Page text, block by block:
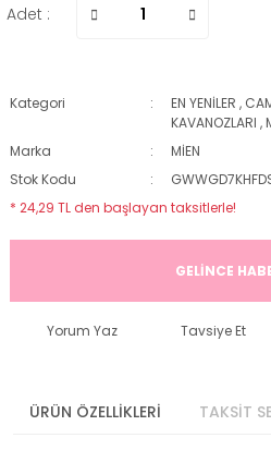
Adet :
Kategori EN YENİLER ,
KAVANOZLARI ,
Marka
MİEN
Stok Kodu
* 24,29 TL den başlayan taksitlerle!
GELİNCE
Yorum Yaz Tavsiye Et
ÜRÜN ÖZELLİKLERİ TAKSİT